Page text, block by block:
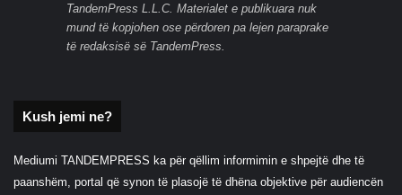
TandemPress L.L.C. Materialet e publikuara nuk
mund të kopjohen ose përdoren pa lejen paraprake
të redaksisë së TandemPress.
Kush jemi ne?
Mediumi TANDEMPRESS ka për qëllim informimin e shpejtë dhe të
paanshëm, portal që synon të plasojë të dhëna objektive për audiencën